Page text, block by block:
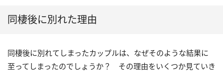
同棲後に別れた理由
同棲後に別れてしまったカップルは、なぜそのような結果に
至ってしまったのでしょうか？ その理由をいくつか見ていき